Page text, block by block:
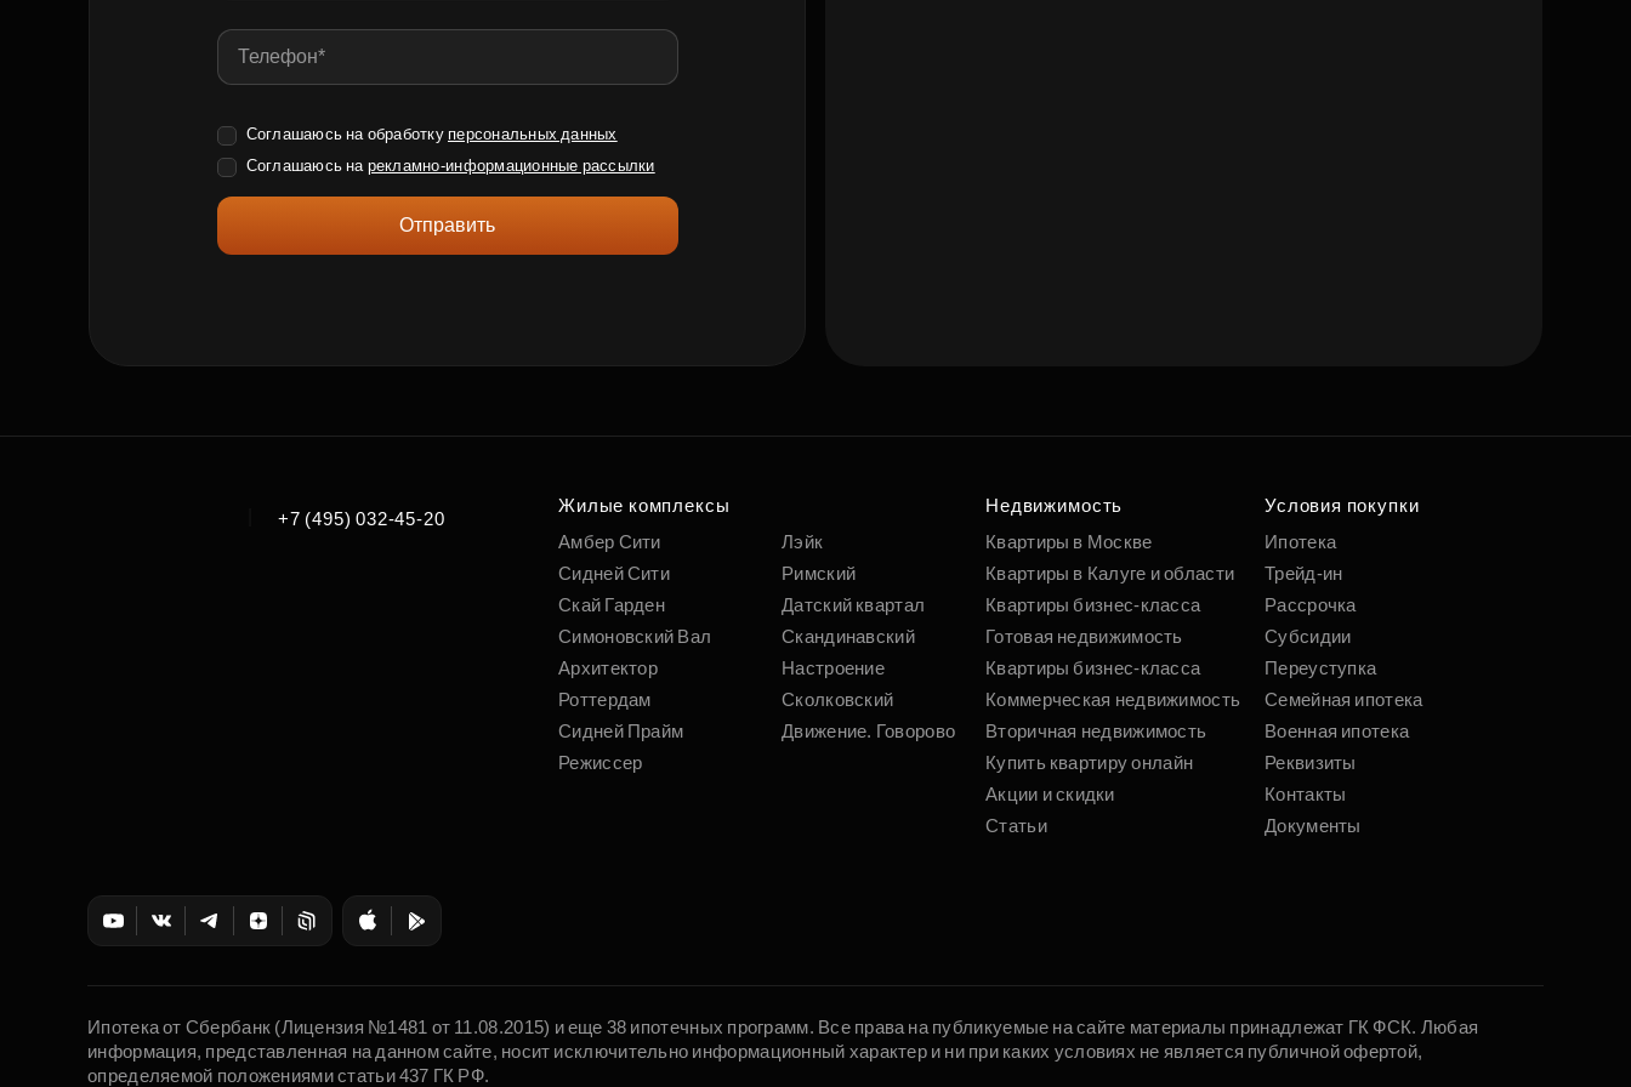
Соглашаюсь на обработку персональных данных
Соглашаюсь на рекламно-информационные рассылки
Отправить
+7 (495) 032-45-20
Жилые комплексы
Амбер Сити
Сидней Сити
Скай Гарден
Симоновский Вал
Архитектор
Роттердам
Сидней Прайм
Режиссер
Лэйк
Римский
Датский квартал
Скандинавский
Настроение
Сколковский
Движение. Говорово
Недвижимость
Квартиры в Москве
Квартиры в Калуге и области
Квартиры бизнес-класса
Готовая недвижимость
Квартиры бизнес-класса
Коммерческая недвижимость
Вторичная недвижимость
Купить квартиру онлайн
Акции и скидки
Статьи
Условия покупки
Ипотека
Трейд-ин
Рассрочка
Субсидии
Переуступка
Семейная ипотека
Военная ипотека
Реквизиты
Контакты
Документы
Ипотека от Сбербанк (Лицензия №1481 от 11.08.2015) и еще 38 ипотечных программ. Все права на публикуемые на сайте материалы принадлежат ГК ФСК. Любая
информация, представленная на данном сайте, носит исключительно информационный характер и ни при каких условиях не является публичной офертой,
определяемой положениями статьи 437 ГК РФ.